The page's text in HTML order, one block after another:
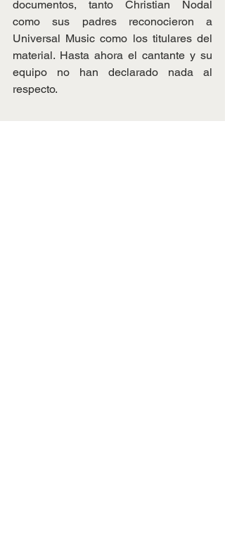
documentos, tanto Christian Nodal
como sus padres reconocieron a
Universal Music como los titulares del
material. Hasta ahora el cantante y su
equipo no han declarado nada al
respecto.